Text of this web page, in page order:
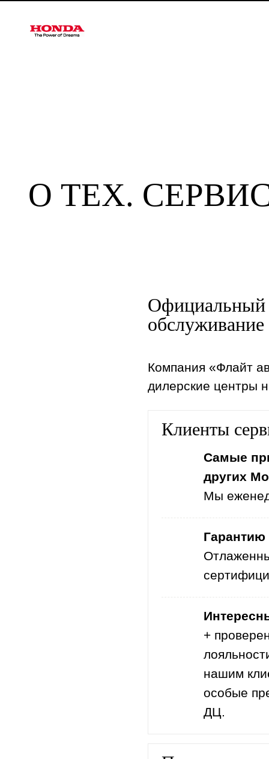
О ТЕХ.
Официальный
Компания «Флайт
дилерские центры
Клиенты
Самые
других
Мы
Гарантию
+
нашим
особые
ДЦ.